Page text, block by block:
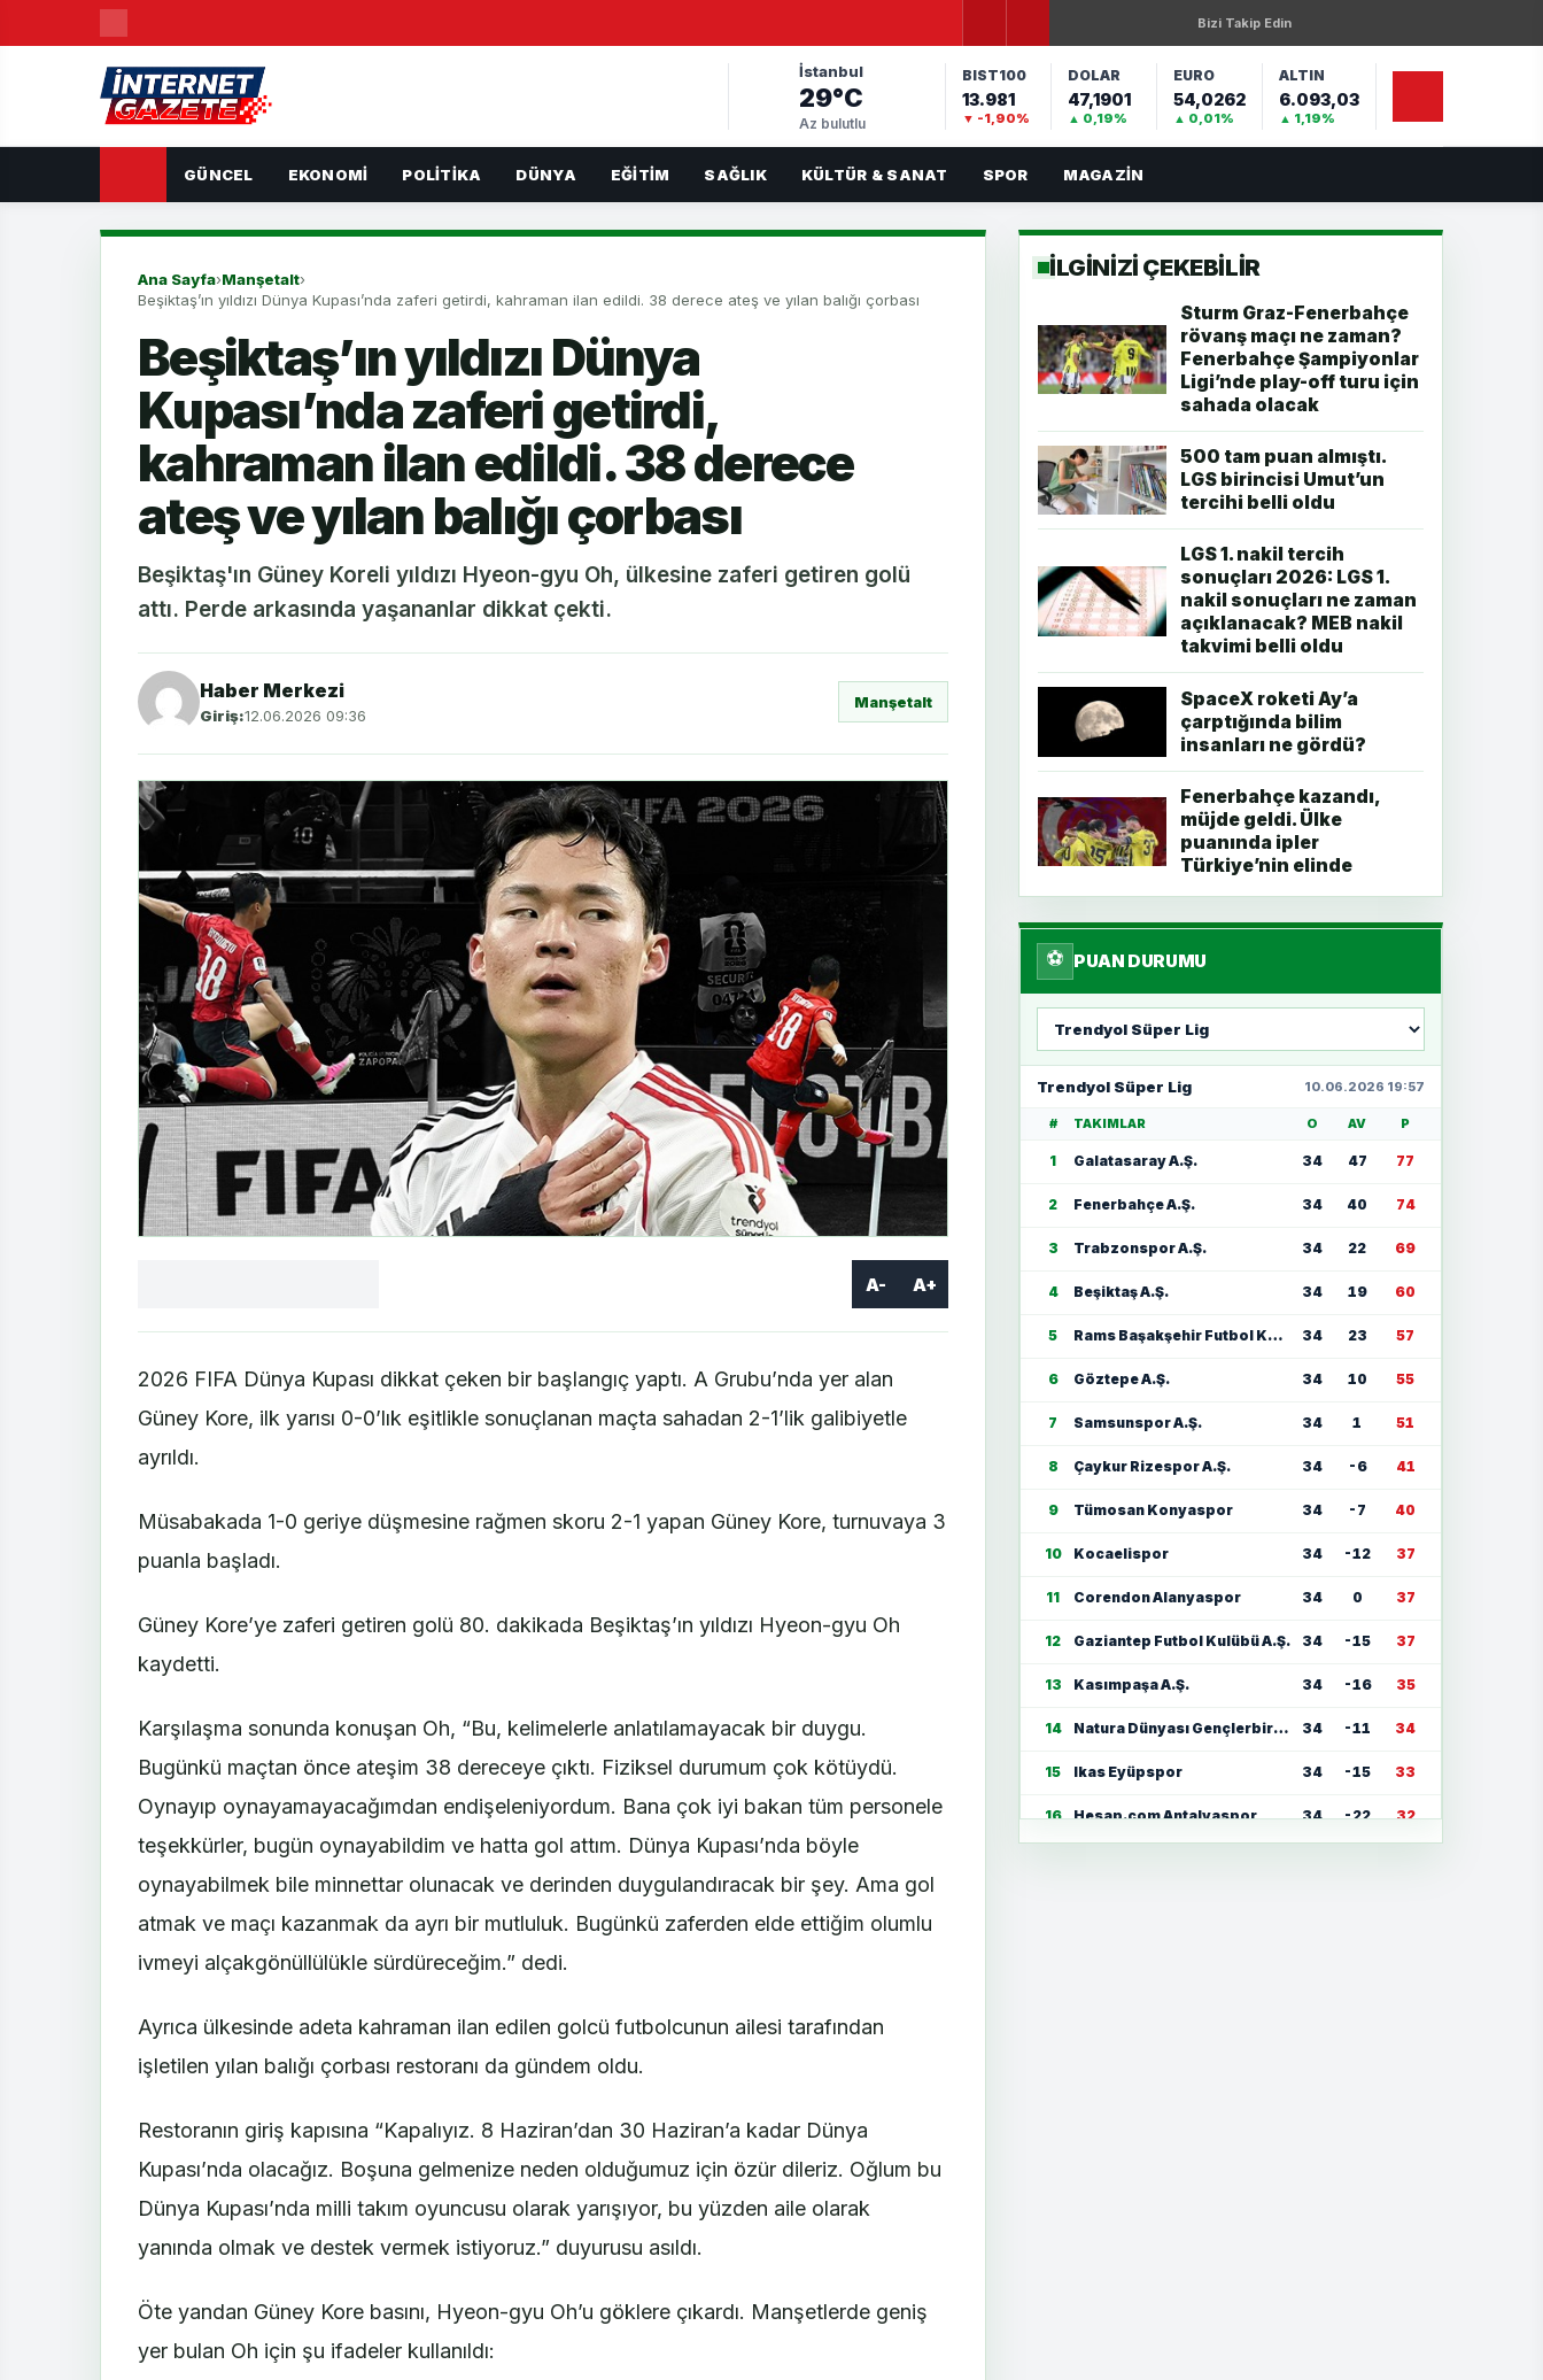
Bizi Takip Edin
İstanbul
29°C
Az bulutlu
BIST100
13.981
▼ -1,90%
DOLAR
47,1901
▲ 0,19%
EURO
54,0262
▲ 0,01%
ALTIN
6.093,03
▲ 1,19%
GÜNCEL EKONOMI POLITIKA DÜNYA EĞITIM SAĞLIK KÜLTÜR & SANAT SPOR MAGAZIN
Ana Sayfa›Manşetalt›
Beşiktaş’ın yıldızı Dünya Kupası’nda zaferi getirdi, kahraman ilan edildi. 38 derece ateş ve yılan balığı çorbası
Beşiktaş’ın yıldızı Dünya
Kupası’nda zaferi getirdi,
kahraman ilan edildi. 38 derece
ateş ve yılan balığı çorbası
Beşiktaş'ın Güney Koreli yıldızı Hyeon-gyu Oh, ülkesine zaferi getiren golü
attı. Perde arkasında yaşananlar dikkat çekti.
Haber Merkezi
Giriş:12.06.2026 09:36
Manşetalt
A- A+
2026 FIFA Dünya Kupası dikkat çeken bir başlangıç yaptı. A Grubu’nda yer alan
Güney Kore, ilk yarısı 0-0’lık eşitlikle sonuçlanan maçta sahadan 2-1’lik galibiyetle
ayrıldı.
Müsabakada 1-0 geriye düşmesine rağmen skoru 2-1 yapan Güney Kore, turnuvaya 3
puanla başladı.
Güney Kore’ye zaferi getiren golü 80. dakikada Beşiktaş’ın yıldızı Hyeon-gyu Oh
kaydetti.
Karşılaşma sonunda konuşan Oh, “Bu, kelimelerle anlatılamayacak bir duygu.
Bugünkü maçtan önce ateşim 38 dereceye çıktı. Fiziksel durumum çok kötüydü.
Oynayıp oynayamayacağımdan endişeleniyordum. Bana çok iyi bakan tüm personele
teşekkürler, bugün oynayabildim ve hatta gol attım. Dünya Kupası’nda böyle
oynayabilmek bile minnettar olunacak ve derinden duygulandıracak bir şey. Ama gol
atmak ve maçı kazanmak da ayrı bir mutluluk. Bugünkü zaferden elde ettiğim olumlu
ivmeyi alçakgönüllülükle sürdüreceğim.” dedi.
Ayrıca ülkesinde adeta kahraman ilan edilen golcü futbolcunun ailesi tarafından
işletilen yılan balığı çorbası restoranı da gündem oldu.
Restoranın giriş kapısına “Kapalıyız. 8 Haziran’dan 30 Haziran’a kadar Dünya
Kupası’nda olacağız. Boşuna gelmenize neden olduğumuz için özür dileriz. Oğlum bu
Dünya Kupası’nda milli takım oyuncusu olarak yarışıyor, bu yüzden aile olarak
yanında olmak ve destek vermek istiyoruz.” duyurusu asıldı.
Öte yandan Güney Kore basını, Hyeon-gyu Oh’u göklere çıkardı. Manşetlerde geniş
yer bulan Oh için şu ifadeler kullanıldı:
İLGİNİZİ ÇEKEBİLİR
Sturm Graz-Fenerbahçe
rövanş maçı ne zaman?
Fenerbahçe Şampiyonlar
Ligi’nde play-off turu için
sahada olacak
500 tam puan almıştı.
LGS birincisi Umut’un
tercihi belli oldu
LGS 1. nakil tercih
sonuçları 2026: LGS 1.
nakil sonuçları ne zaman
açıklanacak? MEB nakil
takvimi belli oldu
SpaceX roketi Ay’a
çarptığında bilim
insanları ne gördü?
Fenerbahçe kazandı,
müjde geldi. Ülke
puanında ipler
Türkiye’nin elinde
⚽ PUAN DURUMU
seç
Trendyol Süper Lig 10.06.2026 19:57
# TAKIMLAR O AV P
1 Galatasaray A.Ş. 34 47 77
2 Fenerbahçe A.Ş. 34 40 74
3 Trabzonspor A.Ş. 34 22 69
4 Beşiktaş A.Ş. 34 19 60
5 Rams Başakşehir Futbol Kulübü 34 23 57
6 Göztepe A.Ş. 34 10 55
7 Samsunspor A.Ş. 34 1 51
8 Çaykur Rizespor A.Ş. 34 -6 41
9 Tümosan Konyaspor 34 -7 40
10 Kocaelispor 34 -12 37
11 Corendon Alanyaspor 34 0 37
12 Gaziantep Futbol Kulübü A.Ş. 34 -15 37
13 Kasımpaşa A.Ş. 34 -16 35
14 Natura Dünyası Gençlerbirliği 34 -11 34
15 Ikas Eyüpspor 34 -15 33
16 Hesap.com Antalyaspor 34 -22 32